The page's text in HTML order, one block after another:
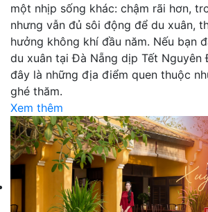
một nhịp sống khác: chậm rãi hơn,
nhưng vẫn đủ sôi động để du xuân,
hưởng không khí đầu năm. Nếu bạn
du xuân tại Đà Nẵng dịp Tết Nguyên
đây là những địa điểm quen thuộc
ghé thăm.
Xem thêm